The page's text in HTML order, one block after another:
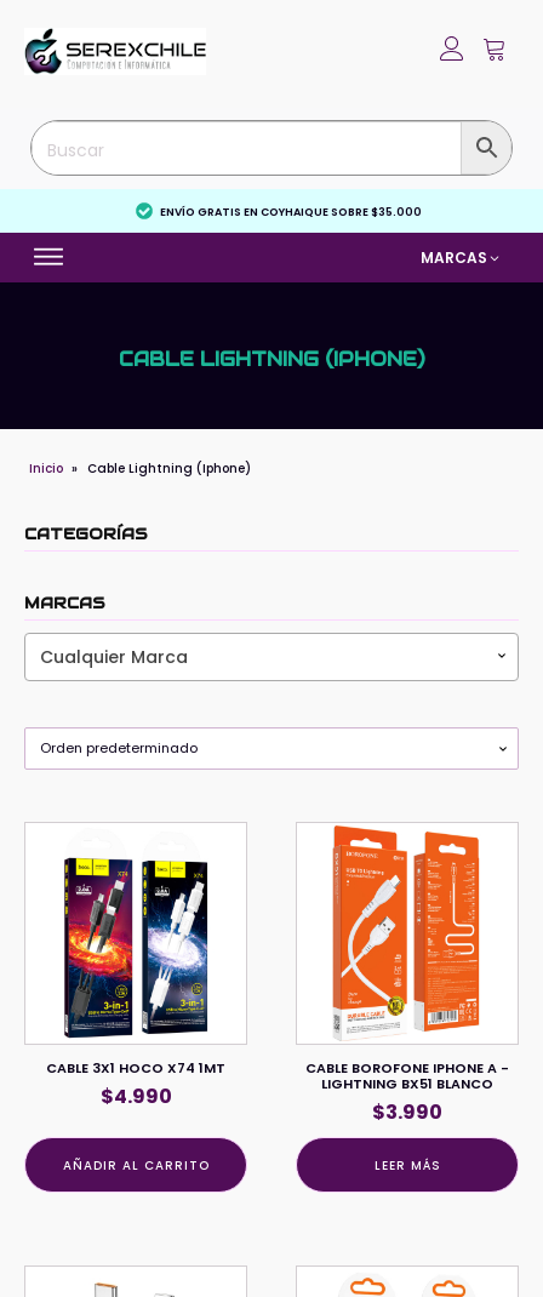
ENVÍO GRATIS EN COYHAIQUE SOBRE $35.000
MARCAS
CABLE LIGHTNING (IPHONE)
Inicio » Cable Lightning (Iphone)
CATEGORÍAS
MARCAS
Cualquier Marca
CABLE 3X1 HOCO X74 1MT
$4.990
AÑADIR AL CARRITO
CABLE BOROFONE IPHONE A -
LIGHTNING BX51 BLANCO
$3.990
LEER MÁS